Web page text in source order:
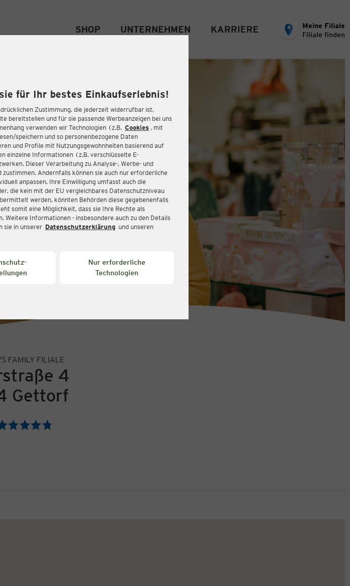
für Ihr bestes Einkaufserlebnis!
Zustimmung, die jederzeit widerrufbar ist,
bereitstellen und für sie passende Werbeanzeigen bei uns
verwenden wir Technologien (z.B. Cookies , mit
speichern und so personenbezogene Daten
und Profile mit Nutzungsgewohnheiten basierend auf
einzelne Informationen (z.B. verschlüsselte E-
Dieser Verarbeitung zu Analyse-, Werbe- und
Andernfalls können sie auch nur erforderliche
anpassen. Ihre Einwilligung umfasst auch die
die kein mit der EU vergleichbares Datenschutzniveau
werden, könnten Behörden diese gegebenenfalls
somit eine Möglichkeit, dass sie Ihre Rechte als
Informationen - insbesondere auch zu den Details
sie in unserer Datenschutzerklärung und unseren
Nur erforderliche
Technologien
SHOP UNTERNEHMEN KARRIERE
Meine Filiale
Filiale finden
FAMILY FILIALE
4
Gettorf
Bewertung: